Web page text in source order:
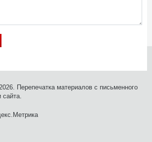
Перепечатка материалов с письменного
сайта.